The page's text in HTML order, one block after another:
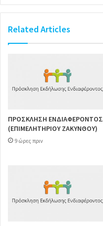
Related Articles
ΠΡΟΣΚΛΗΣΗ ΕΝΔΙΑΦΕΡΟΝΤΟΣ
(ΕΠΙΜΕΛΗΤΗΡΙΟΥ ΖΑΚΥΝΘΟΥ)
9 ώρες πριν